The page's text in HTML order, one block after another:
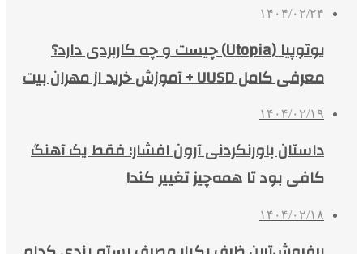
۱۴۰۴/۰۲/۲۴
یوتوپیا (Utopia) چیست و چه کاربردی دارد؟
معرفی کامل UUSD + آموزش خرید از مهران بیت
۱۴۰۴/۰۲/۱۹
داستان باورنکردنی آرون افشار؛ فقط یک آهنگ
کافی بود تا همه‌چیز تغییر کند!
۱۴۰۴/۰۲/۱۸